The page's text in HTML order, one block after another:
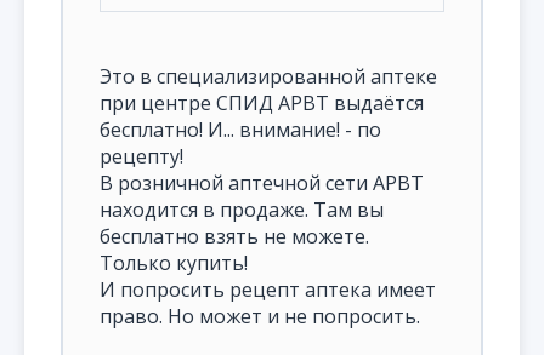
Это в специализированной аптеке
при центре СПИД АРВТ выдаётся
бесплатно! И... внимание! - по
рецепту!
В розничной аптечной сети АРВТ
находится в продаже. Там вы
бесплатно взять не можете.
Только купить!
И попросить рецепт аптека имеет
право. Но может и не попросить.